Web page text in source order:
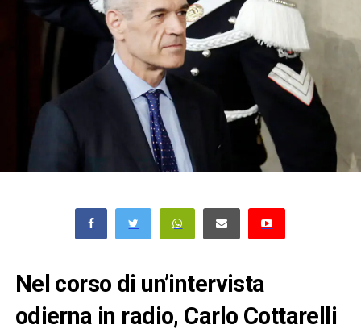
Nel corso di un’intervista
odierna in radio, Carlo Cottarelli